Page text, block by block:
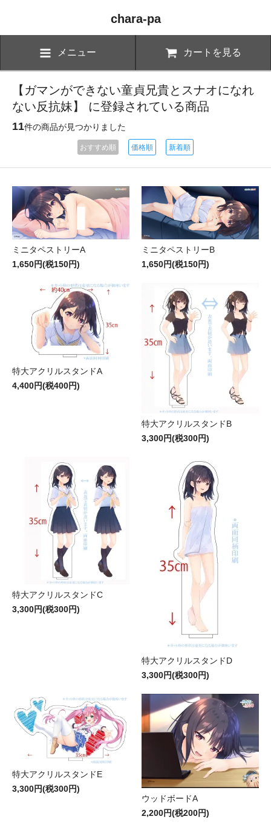
chara-pa
メニュー カートを見る
【ガマンができない童貞兄貴とスナオになれ
ない反抗妹】 に登録されている商品
11件の商品が見つかりました
おすすめ順 価格順 新着順
ミニタペストリーA
1,650円(税150円)
ミニタペストリーB
1,650円(税150円)
特大アクリルスタンドA
4,400円(税400円)
特大アクリルスタンドB
3,300円(税300円)
特大アクリルスタンドC
3,300円(税300円)
特大アクリルスタンドD
3,300円(税300円)
特大アクリルスタンドE
3,300円(税300円)
ウッドボードA
2,200円(税200円)